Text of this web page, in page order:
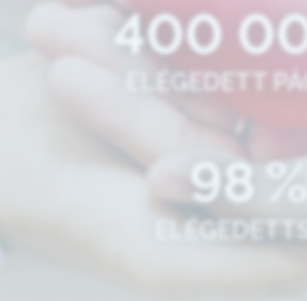
400
ELÉGEDETT
98%